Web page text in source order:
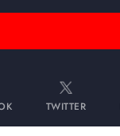
TWITTER